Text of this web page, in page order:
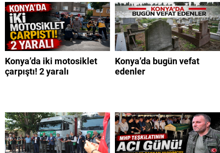
Konya’da iki motosiklet
çarpıştı! 2 yaralı
Konya’da bugün vefat
edenler